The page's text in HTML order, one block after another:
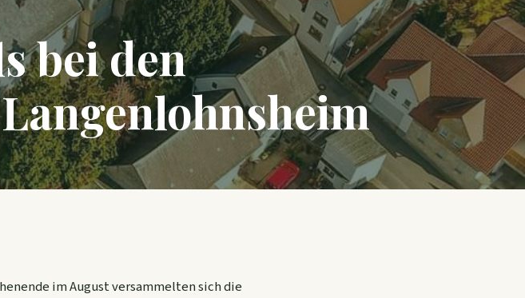
bei den
im August versammelten sich die